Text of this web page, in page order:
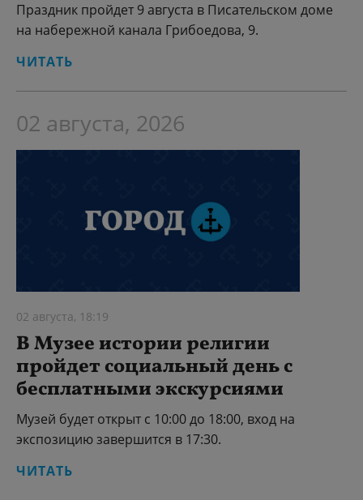
Праздник пройдет 9 августа в Писательском доме
на набережной канала Грибоедова, 9.
ЧИТАТЬ
02 августа, 2026
02 августа, 18:19
В Музее истории религии
пройдет социальный день с
бесплатными экскурсиями
Музей будет открыт с 10:00 до 18:00, вход на
экспозицию завершится в 17:30.
ЧИТАТЬ